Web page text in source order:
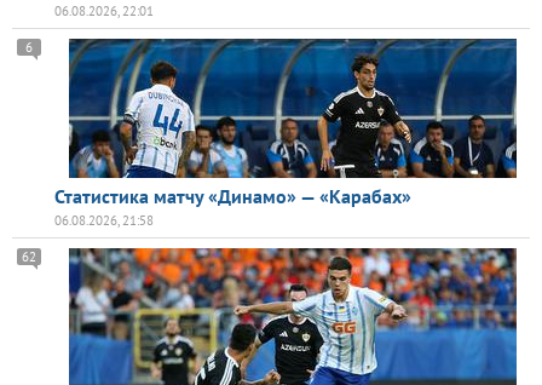
06.08.2026, 22:01
Статистика матчу «Динамо» — «Карабах»
6
06.08.2026, 21:58
62